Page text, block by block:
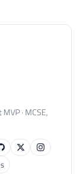
· MCSE,